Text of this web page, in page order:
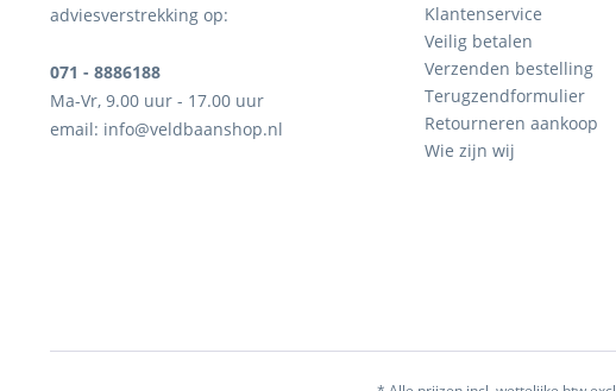
adviesverstrekking op:
071 - 8886188
Ma-Vr, 9.00 uur - 17.00 uur
email: info@veldbaanshop.nl
Klantenservice
Veilig betalen
Verzenden bestelling
Terugzendformulier
Retourneren aankoop
Wie zijn wij